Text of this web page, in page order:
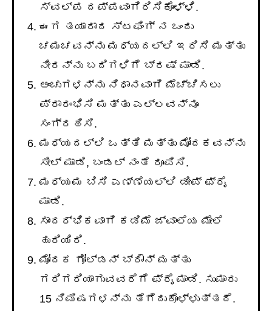
ಸ್ವಲ್ಪ ದಪ್ಪವಾಗಿರಿಸಿಕೊಳ್ಳಿ.
ಈಗ ತಯಾರಾದ ಸ್ಟಫಿಂಗ್ ನ ಒಂದು
ಚಮಚವನ್ನು ಮಧ್ಯದಲ್ಲಿ ಇರಿಸಿ ಮತ್ತು
ನೀರನ್ನು ಬದಿಗಳಿಗೆ ಬ್ರಷ್ ಮಾಡಿ.
ಅಂಚುಗಳನ್ನು ನಿಧಾನವಾಗಿ ಮೆಚ್ಚಿಸಲು
ಪ್ರಾರಂಭಿಸಿ ಮತ್ತು ಎಲ್ಲವನ್ನೂ
ಸಂಗ್ರಹಿಸಿ.
ಮಧ್ಯದಲ್ಲಿ ಒತ್ತಿ ಮತ್ತು ಮೋದಕವನ್ನು
ಸೀಲ್ ಮಾಡಿ, ಬಂಡಲ್ ನಂತೆ ರೂಪಿಸಿ.
ಮಧ್ಯಮ ಬಿಸಿ ಎಣ್ಣೆಯಲ್ಲಿ ಡೀಪ್ ಫ್ರೈ
ಮಾಡಿ.
ಸಾಂದರ್ಭಿಕವಾಗಿ ಕಡಿಮೆ ಜ್ವಾಲೆಯ ಮೇಲೆ
ಹುರಿಯಿರಿ.
ಮೋದಕ ಗೋಲ್ಡನ್ ಬ್ರೌನ್ ಮತ್ತು
ಗರಿಗರಿಯಾಗುವವರೆಗೆ ಫ್ರೈ ಮಾಡಿ. ಸುಮಾರು
15 ನಿಮಿಷಗಳನ್ನು ತೆಗೆದುಕೊಳ್ಳುತ್ತದೆ.